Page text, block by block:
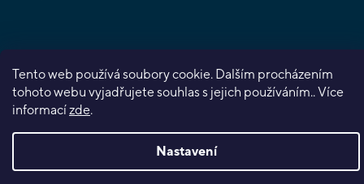
Tento web používá soubory cookie. Dalším procházením
tohoto webu vyjadřujete souhlas s jejich používáním.. Více
informacízde.
Nastavení
Vytvořil Shoptet Premium
Copyright 2026Planeta her. Všechna práva vyhrazena.